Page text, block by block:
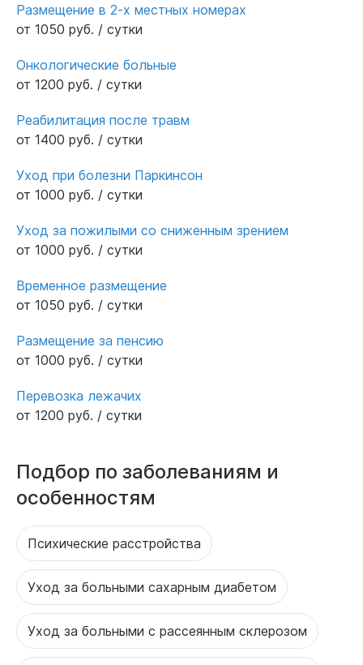
Размещение в 2-х местных номерах
от 1050 руб. / сутки
Онкологические больные
от 1200 руб. / сутки
Реабилитация после травм
от 1400 руб. / сутки
Уход при болезни Паркинсон
от 1000 руб. / сутки
Уход за пожилыми со сниженным зрением
от 1000 руб. / сутки
Временное размещение
от 1050 руб. / сутки
Размещение за пенсию
от 1000 руб. / сутки
Перевозка лежачих
от 1200 руб. / сутки
Подбор по заболеваниям и
особенностям
Психические расстройства
Уход за больными сахарным диабетом
Уход за больными с рассеянным склерозом